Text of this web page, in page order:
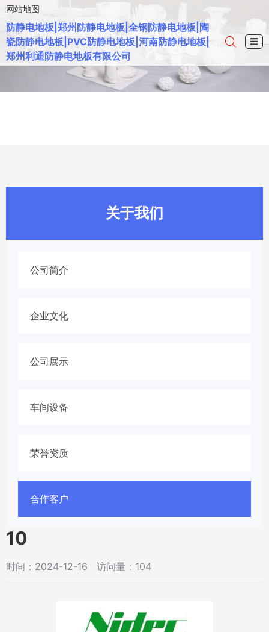
网站地图
防静电地板|郑州防静电地板|全钢防静电地板|陶
瓷防静电地板|PVC防静电地板|河南防静电地板|
郑州利通防静电地板有限公司
☰
关于我们
公司简介
企业文化
公司展示
车间设备
荣誉资质
合作客户
10
时间：2024-12-16 访问量：104